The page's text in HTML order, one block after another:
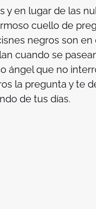
y en lugar de las
cuello de
negros son en
cuando se
ángel que no
la pregunta y te
de tus días.